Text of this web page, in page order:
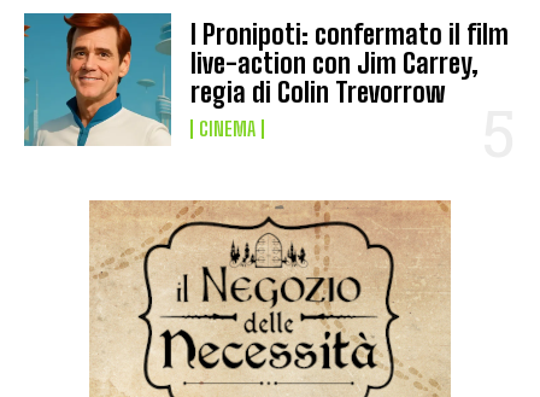
I Pronipoti: confermato il film
live-action con Jim Carrey,
regia di Colin Trevorrow
CINEMA